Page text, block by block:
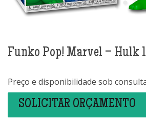
Funko Pop! Marvel – Hulk
Preço e disponibilidade sob
SOLICITAR ORÇAMENTO